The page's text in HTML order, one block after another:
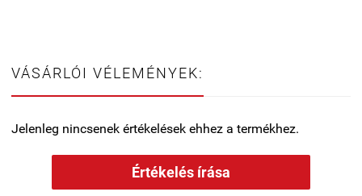
VÁSÁRLÓI VÉLEMÉNYEK:
Jelenleg nincsenek értékelések ehhez a termékhez.
Értékelés írása